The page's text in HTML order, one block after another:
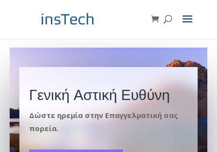
Γενική Αστική Ευθύνη
Δώστε ηρεμία στην Επαγγελματική σας
πορεία.